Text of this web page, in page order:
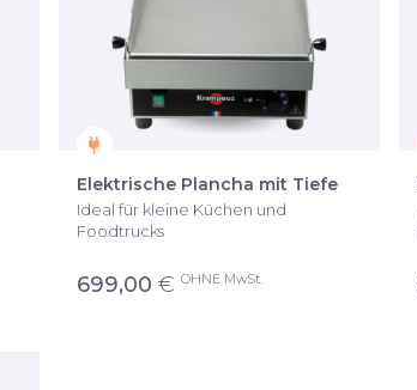
Elektrische Plancha mit Tiefe
Ideal für kleine Küchen und
Foodtrucks
699,00 € OHNE MwSt.